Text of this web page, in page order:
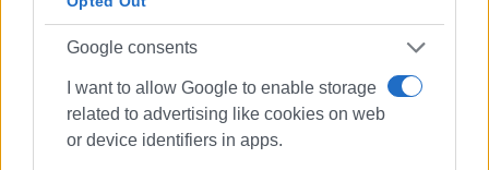
Google consents
I want to allow Google to enable storage
related to advertising like cookies on web
or device identifiers in apps.